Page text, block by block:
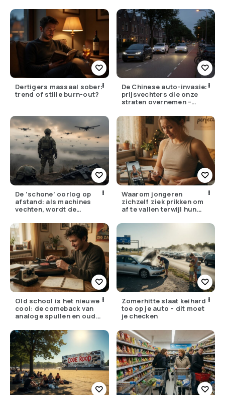
Dertigers massaal sober:
trend of stille burn-out?
De Chinese auto-invasie:
prijsvechters die onze
straten overnemen –
écht?
De ‘schone’ oorlog op
afstand: als machines
vechten, wordt de
lager
Waarom jongeren
zichzelf ziek prikken om
af te vallen terwijl hun
bellen
Old school is het nieuwe
cool: de comeback van
analoge spullen en oude
Zomerhitte slaat keihard
toe op je auto – dit moet
je checken